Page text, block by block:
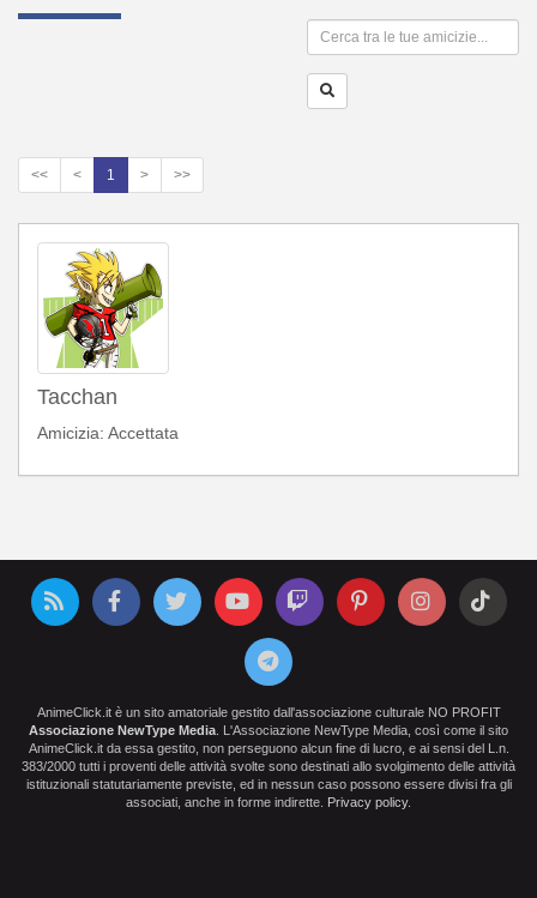
<< < 1 > >>
Tacchan
Amicizia: Accettata
AnimeClick.it è un sito amatoriale gestito dall'associazione culturale NO PROFIT
Associazione NewType Media . L'Associazione NewType Media, così come il sito
AnimeClick.it da essa gestito, non perseguono alcun fine di lucro, e ai sensi del L.n.
383/2000 tutti i proventi delle attività svolte sono destinati allo svolgimento delle attività
istituzionali statutariamente previste, ed in nessun caso possono essere divisi fra gli
associati, anche in forme indirette. Privacy policy.